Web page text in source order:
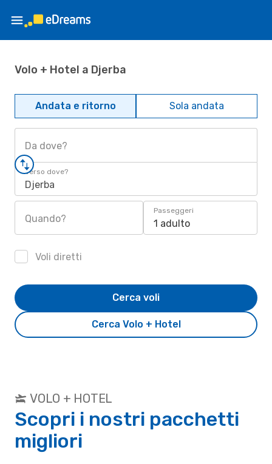
Volo + Hotel a Djerba
Andata e ritorno Sola andata
Da dove?
Verso dove?
Djerba
Quando?
Passeggeri
1 adulto
Voli diretti
Cerca Volo + Hotel
Cerca voli
VOLO + HOTEL
Scopri i nostri pacchetti
migliori